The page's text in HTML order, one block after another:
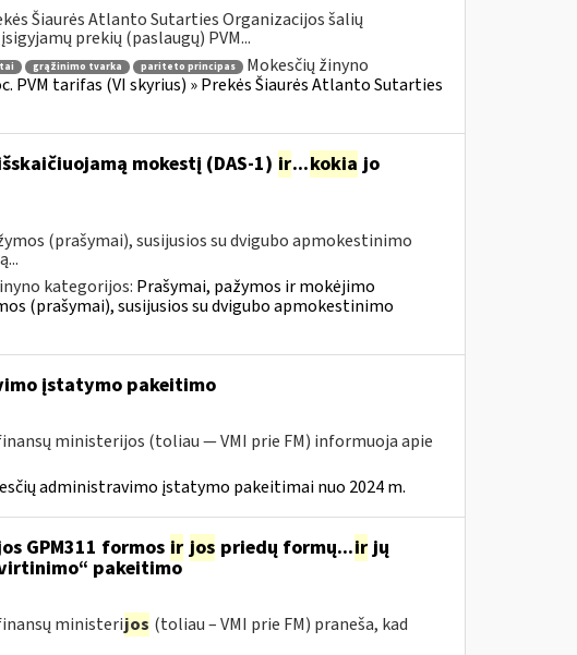
Šiaurės Atlanto Sutarties Organizacijos šalių
prekių (paslaugų) PVM...
grąžinimo tvarka pariteto principas
Mokesčių žinyno
PVM tarifas (VI skyrius) » Prekės Šiaurės Atlanto Sutarties
mokestį (DAS-1) ir...kokia jo
(prašymai), susijusios su dvigubo apmokestinimo
kategorijos: Prašymai, pažymos ir mokėjimo
(prašymai), susijusios su dvigubo apmokestinimo
įstatymo pakeitimo
ministerijos (toliau — VMI prie FM) informuoja apie
administravimo įstatymo pakeitimai nuo 2024 m.
GPM311 formos ir jos priedų formų...irjų
pakeitimo
ministerijos (toliau – VMI prie FM) praneša, kad